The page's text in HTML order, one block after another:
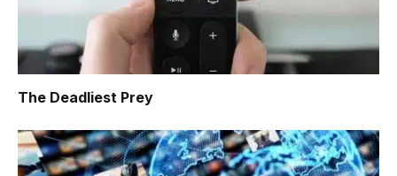
The Deadliest Prey